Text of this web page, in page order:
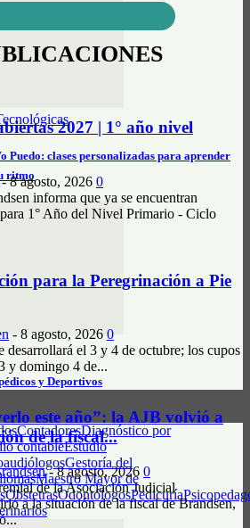
Puedo: clases personalizadas para aprender
ritmo
y Deportivos
ContadoresDiagnóstico por
contableEstudio
Gestoría del
Maestro Mayor de
ObstetrasOdontólogosPedicuría
2027 | 1° año nivel
- 8 agosto, 2026 0
informa que ya se encuentran
1° Año del Nivel Primario - Ciclo
para la Peregrinación a Pie
- 8 agosto, 2026 0
desarrollará el 3 y 4 de octubre; los cupos
y domingo 4 de...
este año”: la AJB volvió a
de la fiscal...
- 8 agosto, 2026 0
de la Asociación Judicial
a la situación de la fiscal de Brandsen,